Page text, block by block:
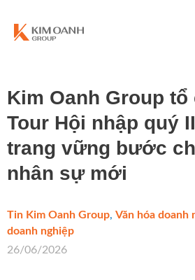
Kim Oanh Group
Tour Hội nhập quý
trang vững bước
nhân sự mới
Tin Kim Oanh Group, Văn hóa doanh
doanh nghiệp
26/06/2026